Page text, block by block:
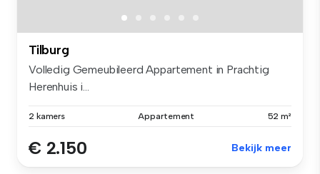
Tilburg
Volledig Gemeubileerd Appartement in Prachtig
Herenhuis i...
2 kamers Appartement 52 m²
€ 2.150 Bekijk meer